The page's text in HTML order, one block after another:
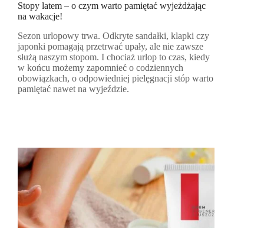
Stopy latem – o czym warto pamiętać wyjeżdżając
na wakacje!
Sezon urlopowy trwa. Odkryte sandałki, klapki czy
japonki pomagają przetrwać upały, ale nie zawsze
służą naszym stopom. I chociaż urlop to czas, kiedy
w końcu możemy zapomnieć o codziennych
obowiązkach, o odpowiedniej pielęgnacji stóp warto
pamiętać nawet na wyjeździe.